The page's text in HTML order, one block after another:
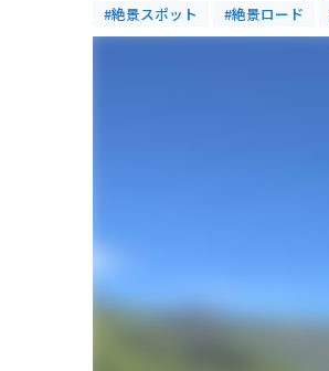
#絶景スポット #絶景ロード